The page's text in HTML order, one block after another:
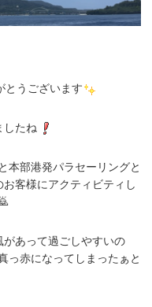
とうございます
したね
本部港発パラセーリングと
客様にアクティビティし
あって過ごしやすいの
っ赤になってしまったぁと